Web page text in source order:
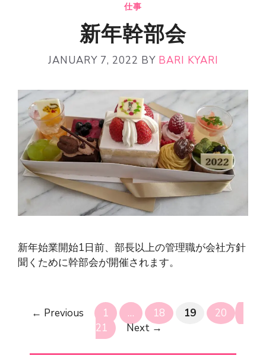
仕事
新年幹部会
JANUARY 7, 2022 BY BARI KYARI
新年始業開始1日前、部長以上の管理職が会社方針
聞くために幹部会が開催されます。
← Previous Page
1 … Page
18 Page
19 Page
20
21
Next →